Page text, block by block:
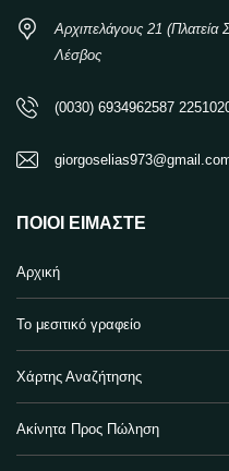
Αρχιπελάγους 21
Λέσβος
(0030) 6934962587
ΠΟΙΟΙ ΕΊΜΑΣΤΕ
Αρχική
Το μεσιτικό γραφείο
Χάρτης Αναζήτησης
Ακίνητα Προς Πώληση